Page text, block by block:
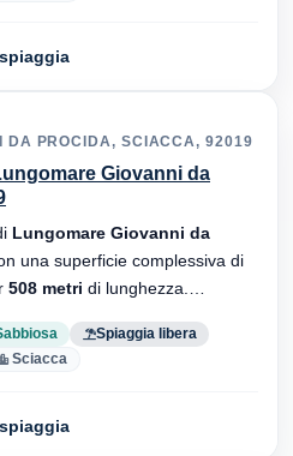
DA PROCIDA, SCIACCA, 92019
Giovanni da
Lungomare Giovanni da
una superficie complessiva di
508 metri di lunghezza.
Spiaggia libera
Sciacca